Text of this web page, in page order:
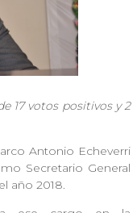
17 votos positivos y 2
Antonio Echeverri
Secretario General
año 2018.